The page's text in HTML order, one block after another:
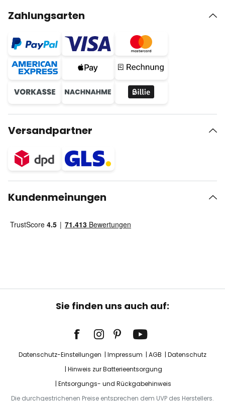
Zahlungsarten
Versandpartner
Kundenmeinungen
Sie finden uns auch auf:
Datenschutz-Einstellungen Impressum AGB
Datenschutz
Hinweis zur Batterieentsorgung
Entsorgungs- und Rückgabehinweis
Die durchgestrichenen Preise entsprechen dem UVP des Herstellers.